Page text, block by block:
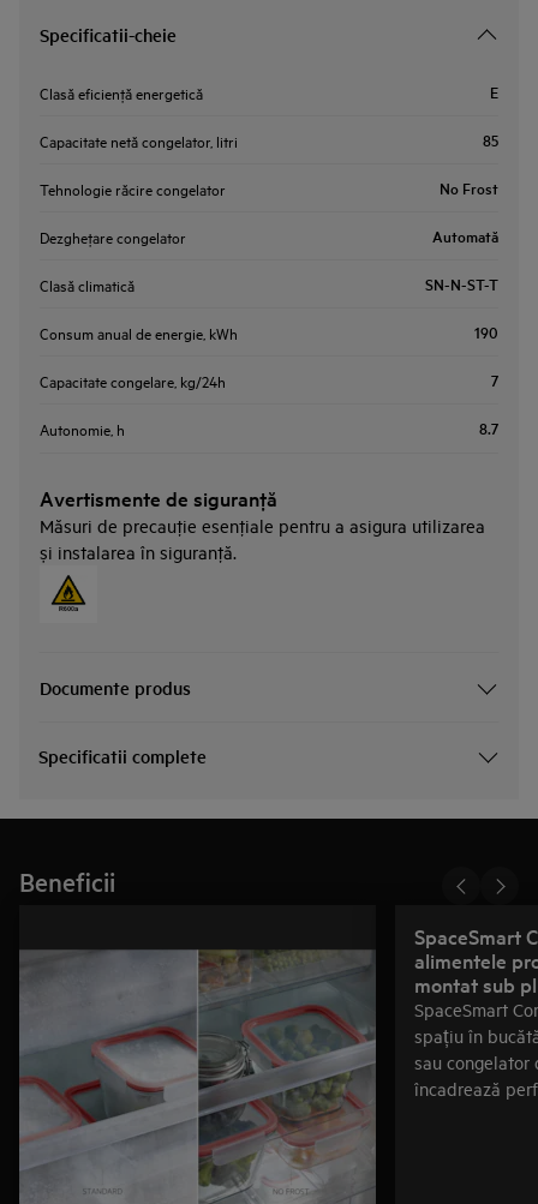
Specificatii-cheie
Clasă eficienţă energetică E
Capacitate netă congelator, litri 85
Tehnologie răcire congelator No Frost
Dezgheţare congelator Automată
Clasă climatică SN-N-ST-T
Consum anual de energie, kWh 190
Capacitate congelare, kg/24h 7
Autonomie, h 8.7
Avertismente de siguranţă
Măsuri de precauţie esenţiale pentru a asigura utilizarea
și instalarea în siguranţă.
Documente produs
Specificatii complete
Beneficii
SpaceSmart
alimentele
montat sub
SpaceSmart
spațiu în
sau congelator
încadrează